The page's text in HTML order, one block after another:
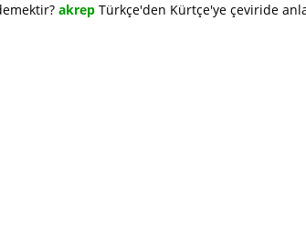
akrep Türkçe'den Kürtçe'ye çeviride